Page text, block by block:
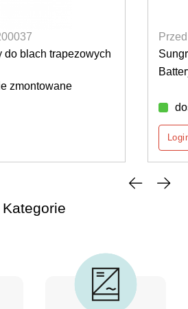
do blach trapezowych
zmontowane
Kategorie